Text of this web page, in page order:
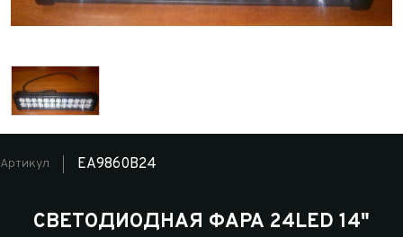
Артикул EA9860B24
СВЕТОДИОДНАЯ ФАРА 24LED 14"